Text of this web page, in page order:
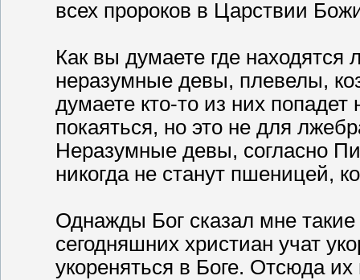
всех пророков в Царствии
Как вы думаете где
неразумные девы, плевелы,
думаете кто-то из них
покаяться, но это не для
Неразумные девы, согласно
никогда не станут пшеницей,
Однажды Бог сказал мне
сегодняшних христиан учат
укореняться в Боге. Отсюда